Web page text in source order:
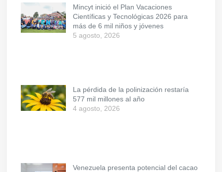
Mincyt inició el Plan Vacaciones
Científicas y Tecnológicas 2026 para
más de 6 mil niños y jóvenes
5 agosto, 2026
La pérdida de la polinización restaría
577 mil millones al año
4 agosto, 2026
Venezuela presenta potencial del cacao